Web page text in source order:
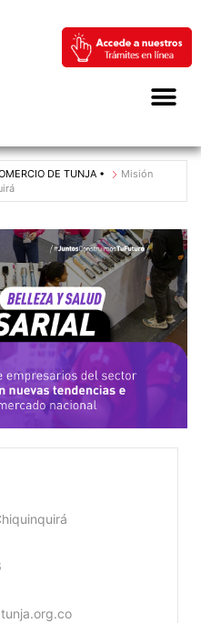
DE TUNJA •
Misión